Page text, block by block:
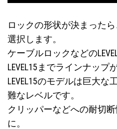
ロックの形状が決まった
選択します。
ケーブルロックなどの
LEVEL15までラインナップ
LEVEL15のモデルは巨大な
難なレベルです。
クリッパーなどへの耐切断
に。